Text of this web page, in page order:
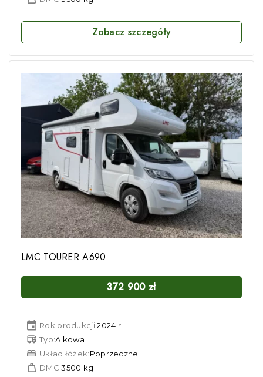
Zobacz szczegóły
LMC TOURER A690
372 900 zł
Rok produkcji:2024 r.
Typ:Alkowa
Układ łóżek:Poprzeczne
DMC:3500 kg